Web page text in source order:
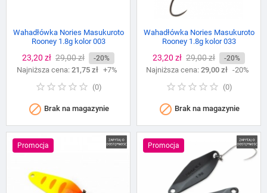
Wahadłówka Nories Masukuroto
Rooney 1.8g kolor 003
Cena
23,20 zł Cena
podstawowa
29,00 zł -20%
Najniższa cena: 21,75 zł +7%
(0)
 Brak na magazynie
Wahadłówka Nories Masukuroto
Rooney 1.8g kolor 033
Cena
23,20 zł Cena
podstawowa
29,00 zł -20%
Najniższa cena: 29,00 zł -20%
(0)
 Brak na magazynie
Promocja Promocja